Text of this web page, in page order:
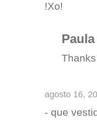
!Xo!
agosto 16,
- que